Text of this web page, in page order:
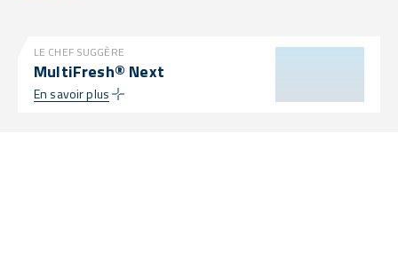
LE CHEF SUGGÈRE
MultiFresh® Next
En savoir plus